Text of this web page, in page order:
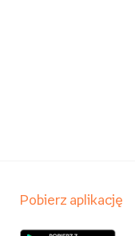
Pobierz aplikację